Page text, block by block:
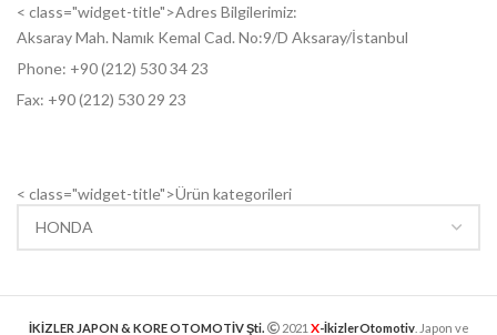
< class="widget-title">Adres Bilgilerimiz:
Aksaray Mah. Namık Kemal Cad. No:9/D Aksaray/İstanbul
Phone: +90 (212) 530 34 23
Fax: +90 (212) 530 29 23
< class="widget-title">Ürün kategorileri
İKİZLER JAPON & KORE OTOMOTİV Şti. 2021 X-İkizlerOtomotiv. Japon ve